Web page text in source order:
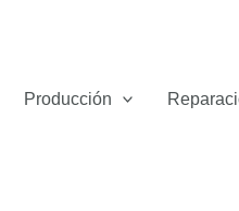
Producción